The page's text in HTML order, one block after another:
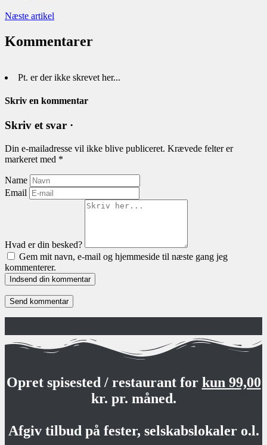
Næste artikel
Kommentarer
Pt. er der ikke skrevet her...
Skriv en kommentar
Skriv et svar ·
Din e-mailadresse vil ikke blive publiceret. Krævede felter er
markeret med *
Name
Email
Hvad er din besked?
Gem mit navn, e-mail og hjemmeside til næste gang jeg
kommenterer.
Indsend din kommentar
Opret spisested / restaurant for kun 99,00
kr. pr. måned.
Afgiv tilbud på fester, selskabslokaler o.l.